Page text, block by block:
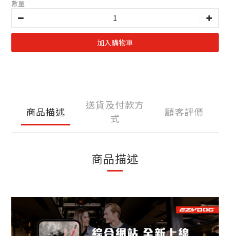
數量
加入購物車
商品描述
送貨及付款方
式
顧客評價
商品描述